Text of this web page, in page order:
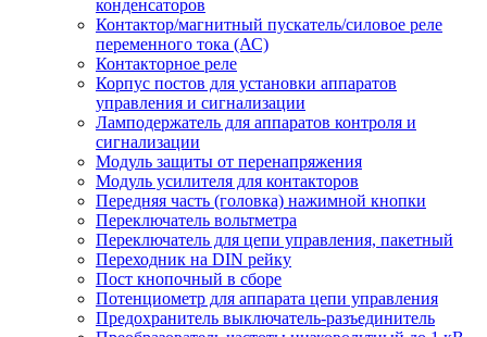
конденсаторов
Контактор/магнитный пускатель/силовое реле
переменного тока (АС)
Контакторное реле
Корпус постов для установки аппаратов
управления и сигнализации
Ламподержатель для аппаратов контроля и
сигнализации
Модуль защиты от перенапряжения
Модуль усилителя для контакторов
Передняя часть (головка) нажимной кнопки
Переключатель вольтметра
Переключатель для цепи управления, пакетный
Переходник на DIN рейку
Пост кнопочный в сборе
Потенциометр для аппарата цепи управления
Предохранитель выключатель-разъединитель